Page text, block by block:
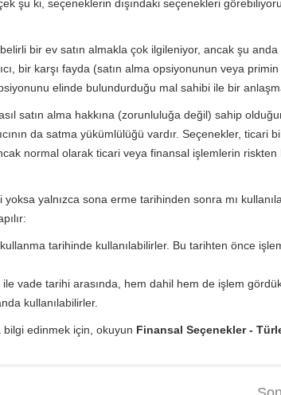
şu ki, seçeneklerin dışındaki seçenekleri
bir ev satın almakla çok ilgileniyor, ancak şu anda
bir karşı fayda (satın alma opsiyonunun veya primin
elinde bulundurduğu mal sahibi ile bir
satın alma hakkına (zorunluluğa değil) sahip
da satma yükümlülüğü vardır. Seçenekler, ticari
normal olarak ticari veya finansal işlemlerin riskten
yalnızca sona erme tarihinden sonra mı
tarihinde kullanılabilirler. Bu tarihten önce
ile vade tarihi arasında, hem dahil hem de işlem
kullanılabilirler.
edinmek için, okuyun Finansal Seçenekler -